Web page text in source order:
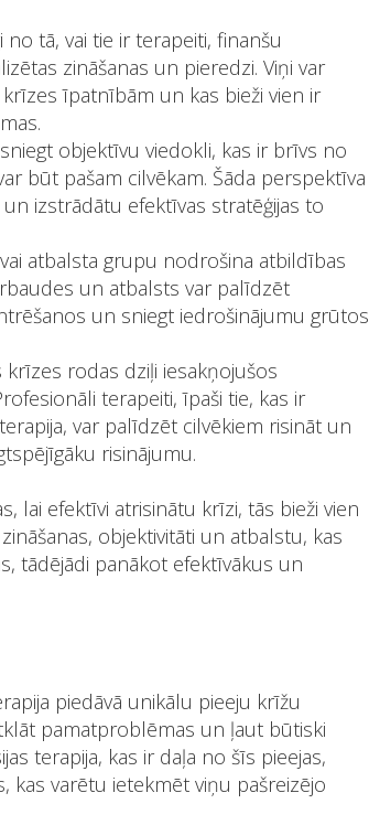
no tā, vai tie ir terapeiti, finanšu
zināšanas un pieredzi. Viņi var
īpatnībām un kas bieži vien ir
objektīvu viedokli, kas ir brīvs no
būt pašam cilvēkam. Šāda perspektīva
izstrādātu efektīvas stratēģijas to
atbalsta grupu nodrošina atbildības
un atbalsts var palīdzēt
un sniegt iedrošinājumu grūtos
krīzes rodas dziļi iesakņojušos
terapeiti, īpaši tie, kas ir
var palīdzēt cilvēkiem risināt un
risinājumu.
lai efektīvi atrisinātu krīzi, tās bieži vien
objektivitāti un atbalstu, kas
tādējādi panākot efektīvākus un
piedāvā unikālu pieeju krīžu
pamatproblēmas un ļaut būtiski
terapija, kas ir daļa no šīs pieejas,
kas varētu ietekmēt viņu pašreizējo